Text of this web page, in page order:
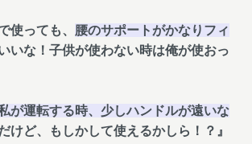
使っても、 腰のサポートがかなりフィ
いな！子供が使わない時は俺が使おっ
が運転する時、少しハンドルが遠いな
けど、もしかして使えるかしら！？』